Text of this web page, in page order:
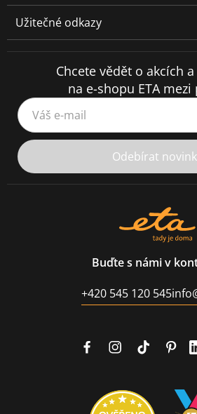
Užitečné odkazy
Chcete vědět o akcích
na e-shopu ETA
Váš e-mail
Odebírat
Buďte s námi v
+420 545 120 545